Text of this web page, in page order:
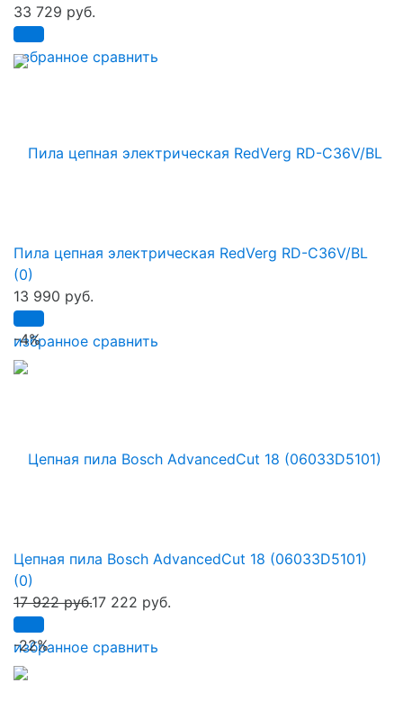
избранное сравнить
33 729 руб.
избранное сравнить
Пила цепная электрическая RedVerg RD-C36V/BL
(0)
13 990 руб.
-4%
избранное сравнить
Цепная пила Bosch AdvancedCut 18 (06033D5101)
(0)
17 922 руб.17 222 руб.
-22%